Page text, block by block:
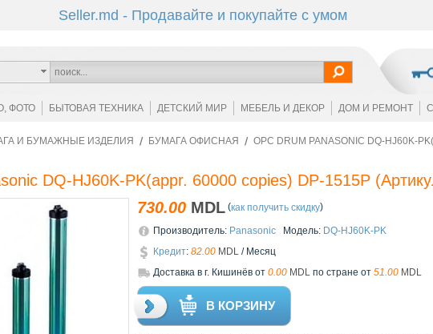
Seller.md - Продавайте и покупайте с умом
ФОТО БЫТОВАЯ ТЕХНИКА ДЕТСКИЙ МИР МЕБЕЛЬ И ДЕКОР ДОМ И РЕМОНТ
И БУМАЖНЫЕ ИЗДЕЛИЯ БУМАГА ОФИСНАЯ
OPC DRUM PANASONIC DQ-HJ60K-
DQ-HJ60K-PK(appr. 60000 copies) DP-1515P
730.00 MDL (как получить скидку)
Производитель: Panasonic Модель: DQ-HJ60K-PK
Кредит: 82.00 MDL / Месяц
Доставкa в г. Кишинёв от 0.00 MDL по стране от 51.00 MDL
В КОРЗИНУ